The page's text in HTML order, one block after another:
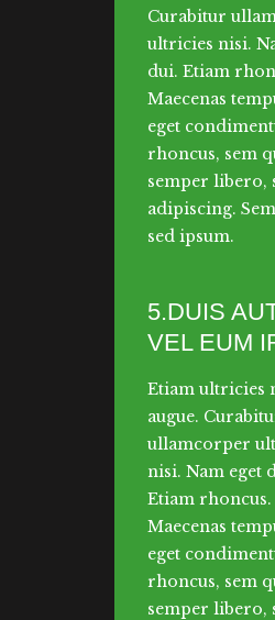
Curabitur
ultricies nisi.
dui. Etiam
Maecenas
eget
rhoncus, sem
semper libero,
adipiscing.
sed ipsum.
5.DUIS
VEL EUM
Etiam ultricies
augue.
ullamcorper
nisi. Nam eget
Etiam rhoncus.
Maecenas
eget
rhoncus, sem
semper libero,